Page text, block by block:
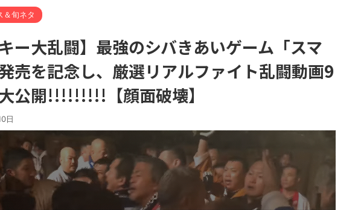
＆旬ネタ
キー大乱闘】最強のシバきあいゲーム「スマ
売を記念し、厳選リアルファイト乱闘動画9
公開!!!!!!!!!【顔面破壊】
日